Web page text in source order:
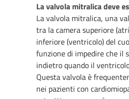
La valvola mitralica deve
La valvola mitralica, una
tra la camera superiore
inferiore (ventricolo) del
funzione di impedire che il
indietro quando il
Questa valvola è
nei pazienti con